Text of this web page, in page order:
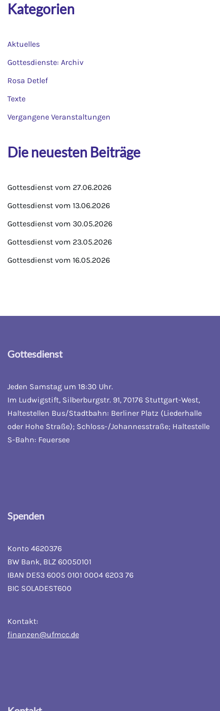
Kategorien
Aktuelles
Gottesdienste: Archiv
Rosa Detlef
Texte
Vergangene Veranstaltungen
Die neuesten Beiträge
Gottesdienst vom 27.06.2026
Gottesdienst vom 13.06.2026
Gottesdienst vom 30.05.2026
Gottesdienst vom 23.05.2026
Gottesdienst vom 16.05.2026
Gottesdienst
Jeden Samstag um 18:30 Uhr.
Im Ludwigstift, Silberburgstr. 91, 70176 Stuttgart-West,
Haltestellen Bus/Stadtbahn: Berliner Platz (Liederhalle
oder Hohe Straße); Schloss-/Johannesstraße; Haltestelle
S-Bahn: Feuersee
Spenden
Konto 4620376
BW Bank, BLZ 60050101
IBAN DE53 6005 0101 0004 6203 76
BIC SOLADEST600
Kontakt:
finanzen@ufmcc.de